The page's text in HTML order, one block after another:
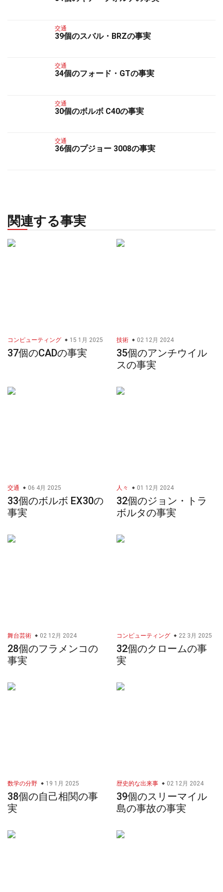
交通
39個のスバル・BRZの事実
交通
34個のフォード・GTの事実
交通
30個のボルボ C40の事実
交通
36個のプジョー 3008の事実
関連する事実
コンピューティング 15 1月 2025
37個のCADの事実
技術 02 12月 2024
35個のアンチウイル
スの事実
交通 06 4月 2025
33個のボルボ EX30の
事実
人々 01 12月 2024
32個のジョン・トラ
ボルタの事実
舞台芸術 02 12月 2024
28個のフラメンコの
事実
コンピューティング 22 3月 2025
32個のクロームの事
実
数学の分野 19 1月 2025
38個の自己相関の事
実
歴史的な出来事 02 12月 2024
39個のスリーマイル
島の事故の事実